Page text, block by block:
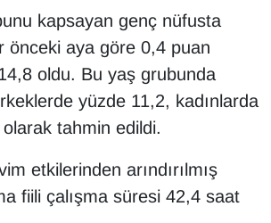
kapsayan genç nüfusta
önceki aya göre 0,4 puan
oldu. Bu yaş grubunda
yüzde 11,2, kadınlarda
tahmin edildi.
etkilerinden arındırılmış
fiili çalışma süresi 42,4 saat